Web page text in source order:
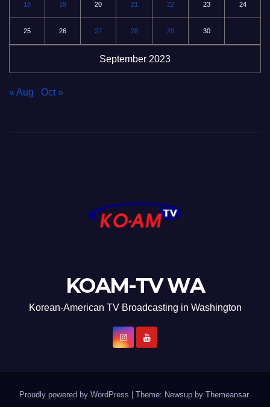
September 2023
18 19 20 21 22 23 24
25 26 27 28 29 30
« Aug Oct »
KOAM-TV WA
Korean-American TV Broadcasting in Washington
Proudly powered by WordPress | Theme: Newsup by Themeansar.